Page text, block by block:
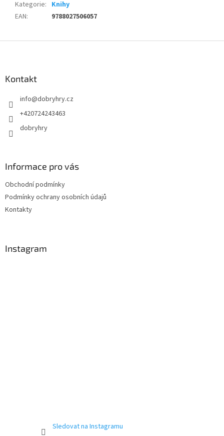
Kategorie: Knihy
EAN: 9788027506057
Kontakt
info@dobryhry.cz
+420724243463
dobryhry
Informace pro vás
Obchodní podmínky
Podmínky ochrany osobních údajů
Kontakty
Instagram
Sledovat na Instagramu